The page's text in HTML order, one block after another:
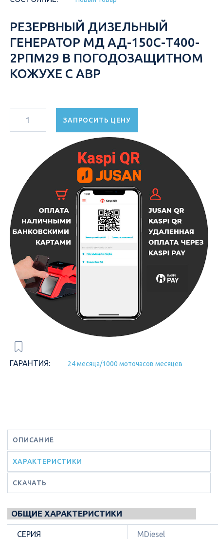
РЕЗЕРВНЫЙ ДИЗЕЛЬНЫЙ
ГЕНЕРАТОР МД АД-150С-Т400-
2РПМ29 В ПОГОДОЗАЩИТНОМ
КОЖУХЕ С АВР
ЗАПРОСИТЬ ЦЕНУ
ГАРАНТИЯ: 24 месяца/1000 моточасов месяцев
ОПИСАНИЕ
ХАРАКТЕРИСТИКИ
СКАЧАТЬ
ОБЩИЕ ХАРАКТЕРИСТИКИ
СЕРИЯ MDiesel